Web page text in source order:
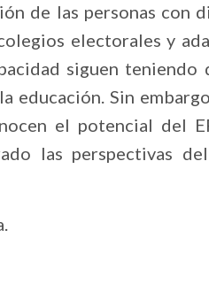
de las personas con
electorales y
siguen
Sin
el potencial del
las perspectivas